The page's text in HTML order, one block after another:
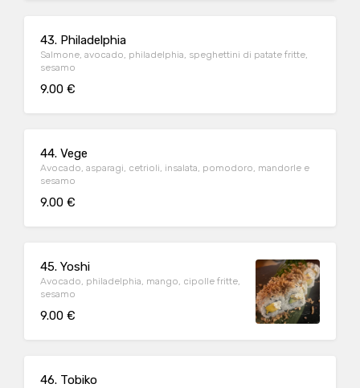
43. Philadelphia
Salmone, avocado, philadelphia, speghettini di patate fritte,
sesamo
9.00 €
44. Vege
Avocado, asparagi, cetrioli, insalata, pomodoro, mandorle e
sesamo
9.00 €
45. Yoshi
Avocado, philadelphia, mango, cipolle fritte,
sesamo
9.00 €
46. Tobiko